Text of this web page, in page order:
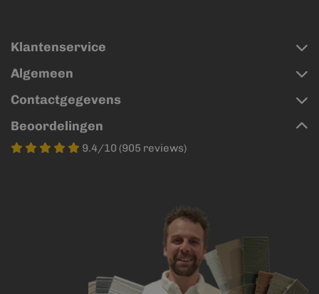
Klantenservice
Algemeen
Contactgegevens
Beoordelingen
9.4/10 (905 reviews)